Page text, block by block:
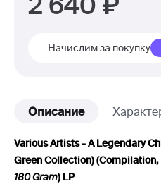
Начислим за покупку
Описание
Various Artists - A Legendary
Green Collection)
180 Gram) LP